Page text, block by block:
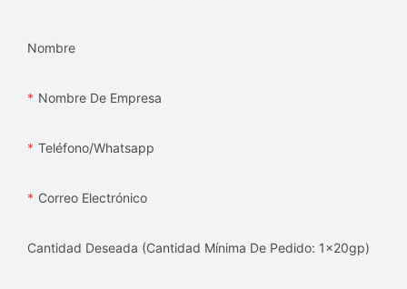
Nombre
Nombre De Empresa
Teléfono/whatsapp
Correo Electrónico
Cantidad Deseada (Cantidad Mínima De Pedido: 1x20gp)